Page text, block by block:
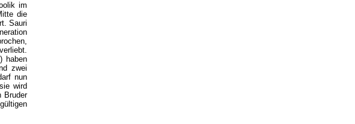
im
die
Sauri
haben
zwei
nun
wird
Bruder